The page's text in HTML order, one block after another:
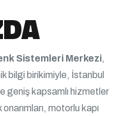
Sistemleri Merkezi,
bilgi birikimiyle, İstanbul
geniş kapsamlı hizmetler
motorlu kapı